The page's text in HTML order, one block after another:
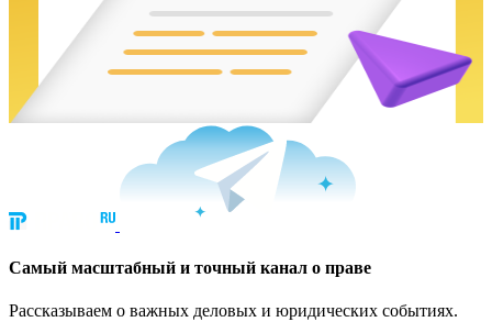
Cамый масштабный и точный канал о праве
Рассказываем о важных деловых и юридических событиях.